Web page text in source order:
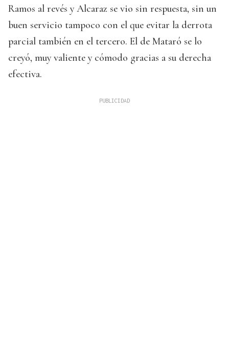
Ramos al revés y Alcaraz se vio sin respuesta, sin un
buen servicio tampoco con el que evitar la derrota
parcial también en el tercero. El de Mataró se lo
creyó, muy valiente y cómodo gracias a su derecha
efectiva.